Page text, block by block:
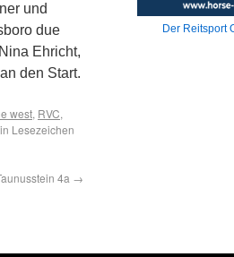
und
due
Ehricht,
den Start.
west, RVC,
Lesezeichen
4a →
Der Reitsport